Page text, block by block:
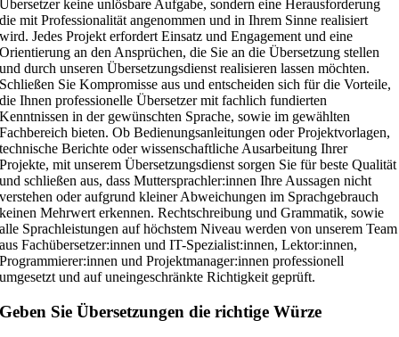
Übersetzer keine unlösbare Aufgabe, sondern eine Herausforderung
die mit Professionalität angenommen und in Ihrem Sinne realisiert
wird. Jedes Projekt erfordert Einsatz und Engagement und eine
Orientierung an den Ansprüchen, die Sie an die Übersetzung stellen
und durch unseren Übersetzungsdienst realisieren lassen möchten.
Schließen Sie Kompromisse aus und entscheiden sich für die Vorteile,
die Ihnen professionelle Übersetzer mit fachlich fundierten
Kenntnissen in der gewünschten Sprache, sowie im gewählten
Fachbereich bieten. Ob Bedienungsanleitungen oder Projektvorlagen,
technische Berichte oder wissenschaftliche Ausarbeitung Ihrer
Projekte, mit unserem Übersetzungsdienst sorgen Sie für beste Qualität
und schließen aus, dass Muttersprachler:innen Ihre Aussagen nicht
verstehen oder aufgrund kleiner Abweichungen im Sprachgebrauch
keinen Mehrwert erkennen. Rechtschreibung und Grammatik, sowie
alle Sprachleistungen auf höchstem Niveau werden von unserem Team
aus Fachübersetzer:innen und IT-Spezialist:innen, Lektor:innen,
Programmierer:innen und Projektmanager:innen professionell
umgesetzt und auf uneingeschränkte Richtigkeit geprüft.
Geben Sie Übersetzungen die richtige Würze